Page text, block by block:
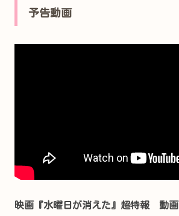
予告動画
映画『水曜日が消えた』超特報 動画